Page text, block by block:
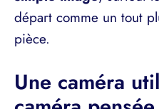
départ comme un tout
pièce.
Une caméra